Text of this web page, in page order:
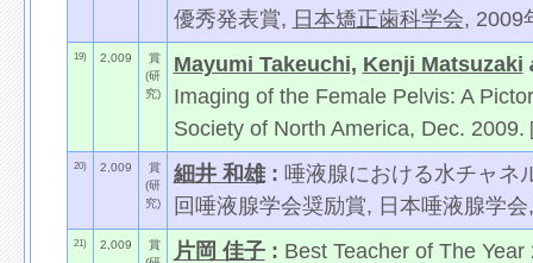
優秀発表賞, 日本矯正歯科学会, 2009
19) 2,009
賞
(研
究)
Mayumi Takeuchi, Kenji Matsuzaki
Imaging of the Female Pelvis: A
Society of North America, Dec. 2009. [
20) 2,009
賞
(研
究)
細井 和雄: 唾液腺における水チャネ
回唾液腺学会奨励賞, 日本唾液腺学
21) 2,009
賞
片岡 佳子: Best Teacher of The